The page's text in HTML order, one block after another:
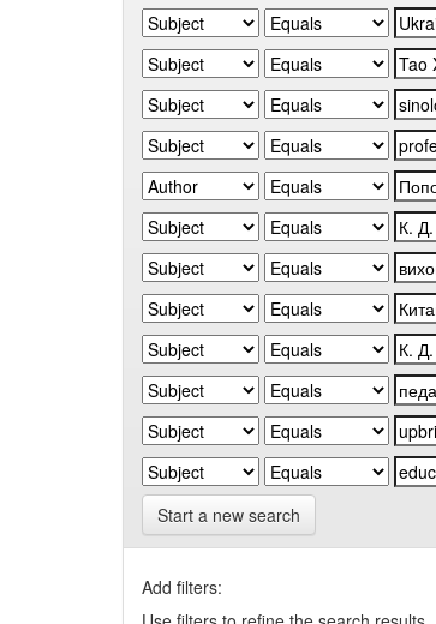
Start a new search
Add filters: